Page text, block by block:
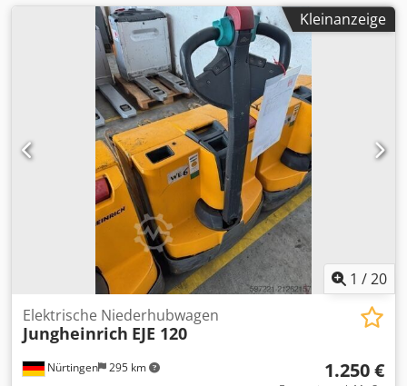
Kleinanzeige
1 /20
Nürtingen 295 km
Elektrische Niederhubwagen
Jungheinrich EJE 120
1.250 €